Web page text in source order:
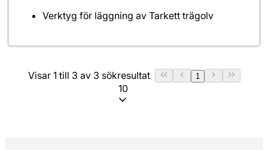
Verktyg för läggning av Tarkett trägolv
Visar 1 till 3 av 3 sökresultat 1
10